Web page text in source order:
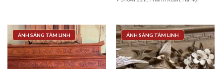
ÁNH SÁNG TÂM LINH ÁNH SÁNG TÂM LINH